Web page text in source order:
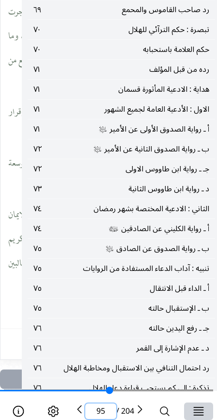
رد صاحب القاموس والمحمع
٦٩
تبصرة : حكم الترآئي للهلال
٧٠
حكم العلامة باستحبابه
٧٠
رده من قبل المؤلف
٧١
هداية : الادعية المأثورة قسمان
٧١
الاول : الأدعية العامة لجميع الشهور
٧١
أ ـ رواية الصدوق الأولى عن الأمير عليه‌السلام
٧١
ب ـ رواية الصدوق الثانية عن الأمير عليه‌السلام
٧٢
جـ ـ رواية ابن طاووس الاولى
٧٢
د ـ رواية ابن طاووس الثانية
٧٣
الثاني : الادعية المختصة بشهر رمضان
٧٤
أ ـ رواية الكليني عن الصادقين عليهما‌السلام
٧٤
ب ـ رواية الصدوق عن الصادق عليه‌السلام
٧٥
تنبيه : آداب الدعاء المستفادة من الروايات
٧٥
أ ـ الداء قبل الانتقال
٧٥
ب ـ الإستقبال حالته
٧٥
جـ ـ رفع اليدين حالته
٧٦
د ـ عدم الإشارة إلى القمر
٧٦
رد احتمال التنافي بين الاستقبال ومخاطبة الهلال
٧٦
تذكرة : إلى كم يستحب قراءة دعاء الهلال
٧٦
حكم من نذر قراءة الدعاء
إلّا الله ، والتصديق برسول الله (ص) ؛ به حقنت الدماء ، وعليه جرت
المناكح والمواريث ، وعلى ظاهره جماعة الناس. والايمان : الهدى ، وما
ثبت في القلوب من صفة الإسلام ، وما ظهر من العمل ، وألإيمان أرفع من
الإسلام بدرجة ».
وإلى الفرق بينهما اشار عليه السلام كما في الكافي « الإيمان إقرار
وعمل ، والإسلام إقرار بلاعمل ».
هذا هو رأي الشيعة الإمامية الإثني عشرية بنحو الإجمال ، وللتوسعة
في جميع ما تقدم ينظر :
الكافي ٢ : ٢٤ ـ ٢٨ / معاني الأخبار : ١٨٦ ، باب معنى الاسلام والايمان
/ حق اليقين للسيد شبر٢ : ٣٣١ بتفصيل لطيف / تفسير ألقرآن الكريم
للمولى الشيرازي ١ : ٢٤٥ / بحار الأنوار٦٥ : ٢٢٥ ـ ٣٠٩ / إرشاد الطالبين
إلى نهج المسترشدين : ٤٣٦ / تجريد الاعتقاد : ٣٠٩ / كشف
204
/
95